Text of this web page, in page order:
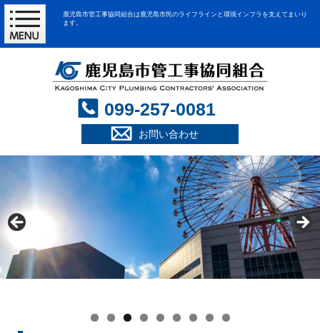
鹿児島市管工事協同組合は鹿児島市民のライフラインと環境インフラを支えてまいり
ます。
099-257-0081
お問い合わせ